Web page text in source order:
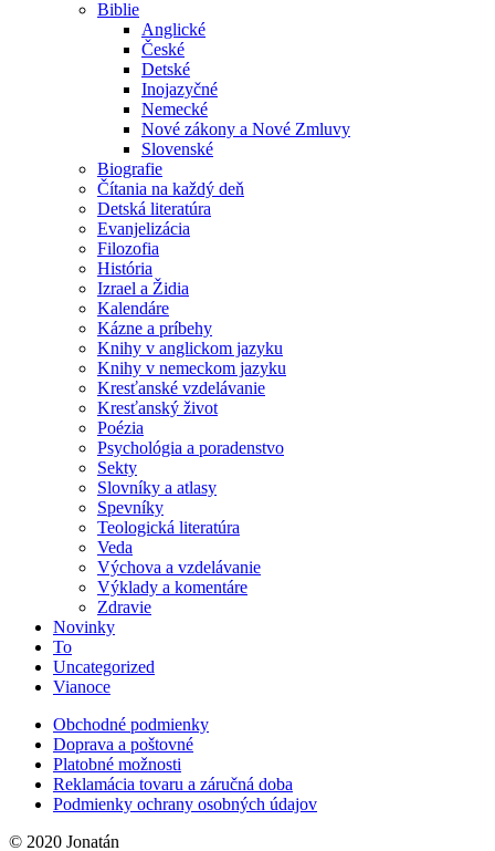
Biblie
Anglické
České
Detské
Inojazyčné
Nemecké
Nové zákony a Nové Zmluvy
Slovenské
Biografie
Čítania na každý deň
Detská literatúra
Evanjelizácia
Filozofia
História
Izrael a Židia
Kalendáre
Kázne a príbehy
Knihy v anglickom jazyku
Knihy v nemeckom jazyku
Kresťanské vzdelávanie
Kresťanský život
Poézia
Psychológia a poradenstvo
Sekty
Slovníky a atlasy
Spevníky
Teologická literatúra
Veda
Výchova a vzdelávanie
Výklady a komentáre
Zdravie
Novinky
To
Uncategorized
Vianoce
Obchodné podmienky
Doprava a poštovné
Platobné možnosti
Reklamácia tovaru a záručná doba
Podmienky ochrany osobných údajov
© 2020 Jonatán